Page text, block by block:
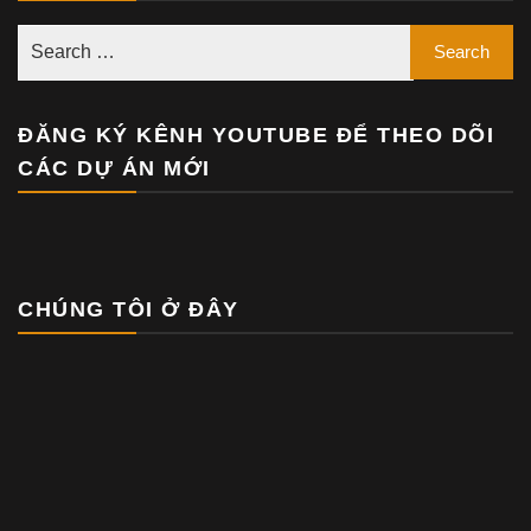
ĐĂNG KÝ KÊNH YOUTUBE ĐỂ THEO DÕI
CÁC DỰ ÁN MỚI
CHÚNG TÔI Ở ĐÂY